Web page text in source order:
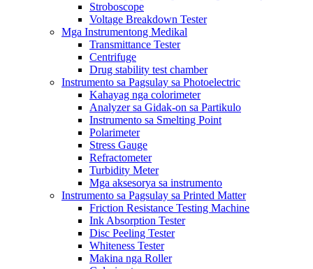
Stroboscope
Voltage Breakdown Tester
Mga Instrumentong Medikal
Transmittance Tester
Centrifuge
Drug stability test chamber
Instrumento sa Pagsulay sa Photoelectric
Kahayag nga colorimeter
Analyzer sa Gidak-on sa Partikulo
Instrumento sa Smelting Point
Polarimeter
Stress Gauge
Refractometer
Turbidity Meter
Mga aksesorya sa instrumento
Instrumento sa Pagsulay sa Printed Matter
Friction Resistance Testing Machine
Ink Absorption Tester
Disc Peeling Tester
Whiteness Tester
Makina nga Roller